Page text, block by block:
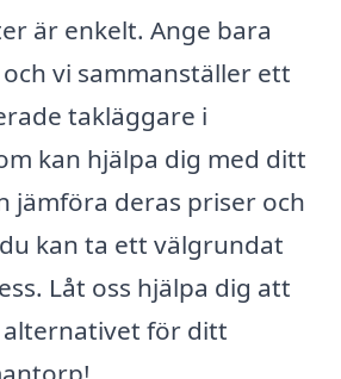
är enkelt. Ange bara
vi sammanställer ett
takläggare i
kan hjälpa dig med ditt
jämföra deras priser och
kan ta ett välgrundat
Låt oss hjälpa dig att
för ditt